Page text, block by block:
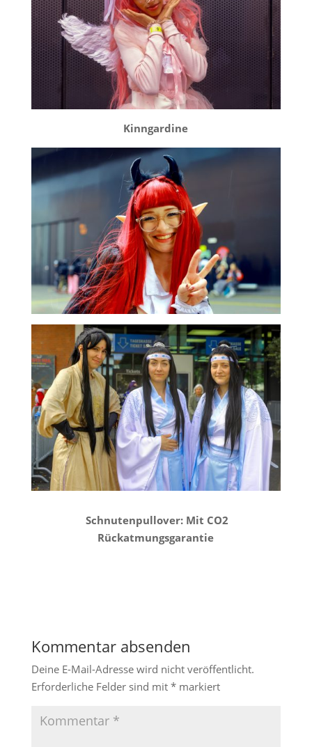
Kinngardine
Schnutenpullover: Mit CO2
Rückatmungsgarantie
Kommentar absenden
Deine E-Mail-Adresse wird nicht veröffentlicht.
Erforderliche Felder sind mit *markiert